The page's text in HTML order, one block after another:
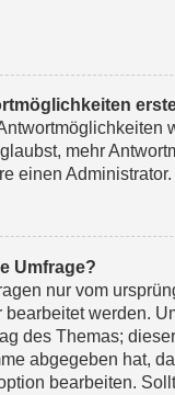
mehr
einen Administrator.
Umfrage?
nur vom
werden.
des Themas;
abgegeben hat,
bearbeiten.